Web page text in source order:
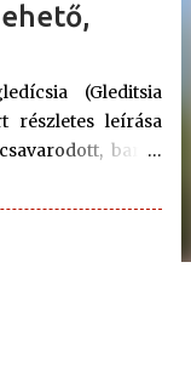
(Gleditsia
részletes leírása
barna
nagy
hullik le a földre.